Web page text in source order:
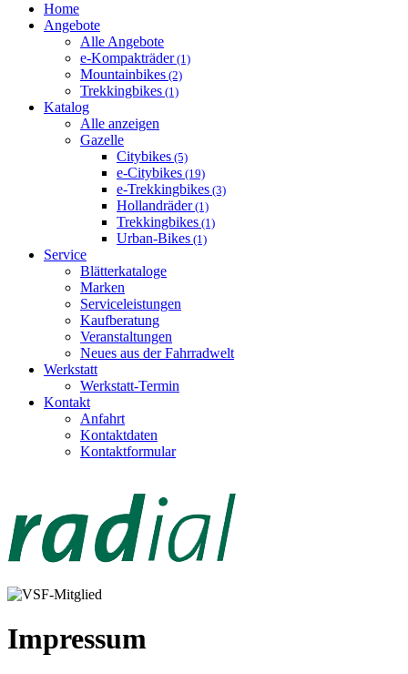
Home
Angebote
Alle Angebote
e-Kompakträder(1)
Mountainbikes (2)
Trekkingbikes (1)
Katalog
Alle anzeigen
Gazelle
Citybikes (5)
e-Citybikes (19)
e-Trekkingbikes (3)
Hollandräder(1)
Trekkingbikes (1)
Urban-Bikes (1)
Service
Blätterkataloge
Marken
Serviceleistungen
Kaufberatung
Veranstaltungen
Neues aus der Fahrradwelt
Werkstatt
Werkstatt-Termin
Kontakt
Anfahrt
Kontaktdaten
Kontaktformular
Impressum